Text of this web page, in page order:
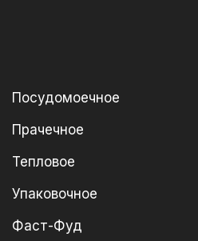
Посудомоечное
Прачечное
Тепловое
Упаковочное
Фаст-Фуд